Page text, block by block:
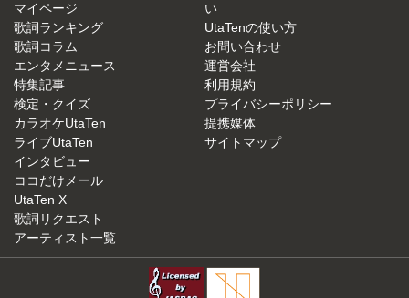
マイページ
歌詞ランキング
歌詞コラム
エンタメニュース
特集記事
検定・クイズ
カラオケUtaTen
ライブUtaTen
インタビュー
ココだけメール
UtaTen X
歌詞リクエスト
アーティスト一覧
い
UtaTenの使い方
お問い合わせ
運営会社
利用規約
プライバシーポリシー
提携媒体
サイトマップ